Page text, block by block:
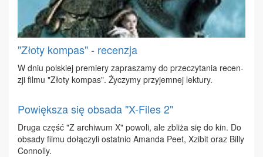
"Złoty kompas" - recenzja
W dniu pol­skiej pre­mie­ry za­pra­sza­my do prze­czy­ta­nia re­cen­
zji fil­mu "Zło­ty kom­pas". Ży­czy­my przy­jem­nej lek­tu­ry.
Powiększa się obsada "X-Files 2"
Dru­ga część "Z ar­chi­wum X" po­wo­li, ale zbli­ża się do kin. Do
ob­sa­dy fil­mu do­łą­czy­li ostat­nio Aman­da Pe­et, Xzi­bit oraz Bil­ly
Con­nol­ly.